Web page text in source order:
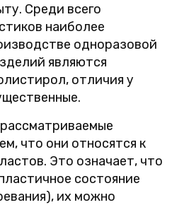
Среди всего
наиболее
одноразовой
являются
отличия у
что они относятся к
Это означает, что
состояние
их можно